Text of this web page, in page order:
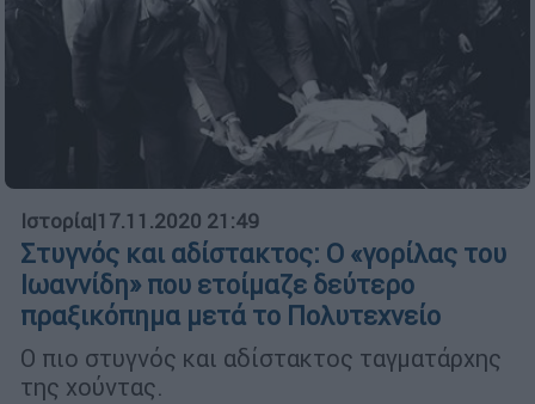
Ιστορία|17.11.2020 21:49
Στυγνός και αδίστακτος: O «γορίλας του
Ιωαννίδη» που ετοίμαζε δεύτερο
πραξικόπημα μετά το Πολυτεχνείο
Ο πιο στυγνός και αδίστακτος ταγματάρχης
της χούντας.